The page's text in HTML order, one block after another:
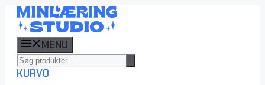
Hop
indhold MENU
KURV0